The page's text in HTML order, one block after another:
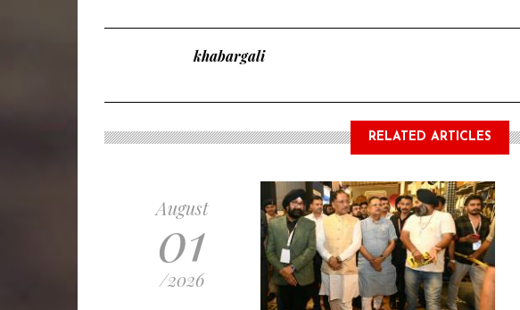
khabargali
RELATED ARTICLES
August
01
/2026